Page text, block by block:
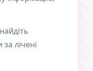
лічені